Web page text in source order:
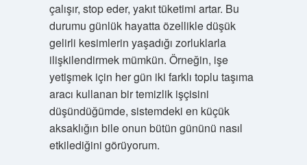
çalışır, stop eder, yakıt tüketimi artar. Bu
durumu günlük hayatta özellikle düşük
gelirli kesimlerin yaşadığı zorluklarla
ilişkilendirmek mümkün. Örneğin, işe
yetişmek için her gün iki farklı toplu taşıma
aracı kullanan bir temizlik işçisini
düşündüğümde, sistemdeki en küçük
aksaklığın bile onun bütün gününü nasıl
etkilediğini görüyorum.